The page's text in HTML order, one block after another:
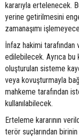
kararıyla ertelenecek.
yerine getirilmesini
zamanaşımı
İnfaz hakimi tarafından
edilebilecek. Ayrıca bu
oluşturulan sisteme
veya kovuşturmayla
mahkeme tarafından
kullanılabilecek.
Erteleme kararının
terör suçlarından